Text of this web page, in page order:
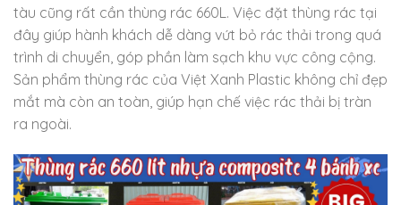
tàu cũng rất cần thùng rác 660L. Việc đặt thùng rác tại
đây giúp hành khách dễ dàng vứt bỏ rác thải trong quá
trình di chuyển, góp phần làm sạch khu vực công cộng.
Sản phẩm thùng rác của Việt Xanh Plastic không chỉ đẹp
mắt mà còn an toàn, giúp hạn chế việc rác thải bị tràn
ra ngoài.